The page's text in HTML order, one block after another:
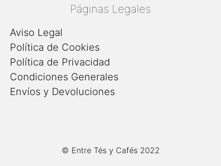
Páginas Legales
Aviso Legal
Política de Cookies
Política de Privacidad
Condiciones Generales
Envíos y Devoluciones
© Entre Tés y Cafés 2022